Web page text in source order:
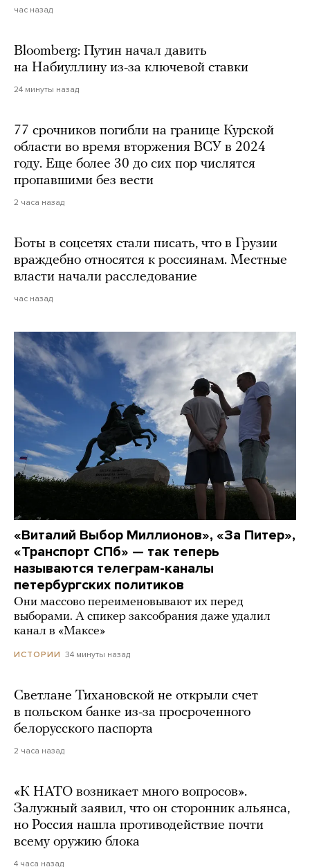
час назад
Bloomberg: Путин начал давить
на Набиуллину из-за ключевой ставки
24 минуты назад
77 срочников погибли на границе Курской
области во время вторжения ВСУ в 2024
году. Еще более 30 до сих пор числятся
пропавшими без вести
2 часа назад
Боты в соцсетях стали писать, что в Грузии
враждебно относятся к россиянам. Местные
власти начали расследование
час назад
«Виталий Выбор Миллионов», «За Питер»,
«Транспорт СПб» — так теперь
называются телеграм-каналы
петербургских политиков
Они массово переименовывают их перед
выборами. А спикер заксобрания даже удалил
канал в «Максе»
ИСТОРИИ 34 минуты назад
Светлане Тихановской не открыли счет
в польском банке из-за просроченного
белорусского паспорта
2 часа назад
«К НАТО возникает много вопросов».
Залужный заявил, что он сторонник альянса,
но Россия нашла противодействие почти
всему оружию блока
4 часа назад